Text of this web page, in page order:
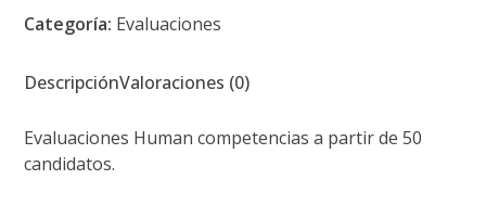
cantidad
Categoría: Evaluaciones
DescripciónValoraciones (0)
Evaluaciones Human competencias a partir de 50
candidatos.